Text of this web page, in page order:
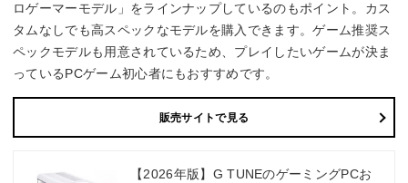
ロゲーマーモデル」をラインナップしているのもポイント。カス
タムなしでも高スペックなモデルを購入できます。ゲーム推奨ス
ペックモデルも用意されているため、プレイしたいゲームが決ま
っているPCゲーム初心者にもおすすめです。
販売サイトで見る
【2026年版】G TUNEのゲーミングPCお